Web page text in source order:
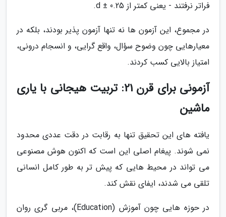
فراتر نرفتند - یعنی کمتر از d ± 0.25.
در مجموع، این آزمون ها نه تنها آزمون پذیر بودند، بلکه در
معیارهایی چون وضوح سؤال، واقع گرایی، و انسجام درونی،
امتیاز بالایی کسب کردند.
آزمونی برای قرن 21: تربیت هیجانی با یاری
ماشین
یافته های این تحقیق تنها به رقابت در دقت عددی محدود
نمی شوند. پیغام اصلی این است که اکنون هوش مصنوعی
می تواند در محیط هایی که پیش تر به طور کامل انسانی
تلقی می شدند، ایفای نقش کند.
در حوزه هایی چون آموزش (Education)، مربی گری روان